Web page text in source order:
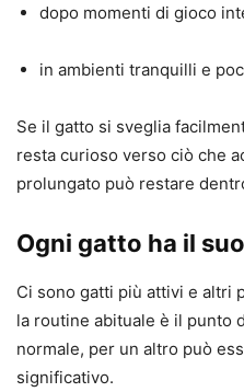
dopo momenti di gioco
in ambienti tranquilli e
Se il gatto si sveglia
resta curioso verso ciò che
prolungato può restare
Ogni gatto ha il
Ci sono gatti più attivi e altri
la routine abituale è il punto
normale, per un altro può
significativo.